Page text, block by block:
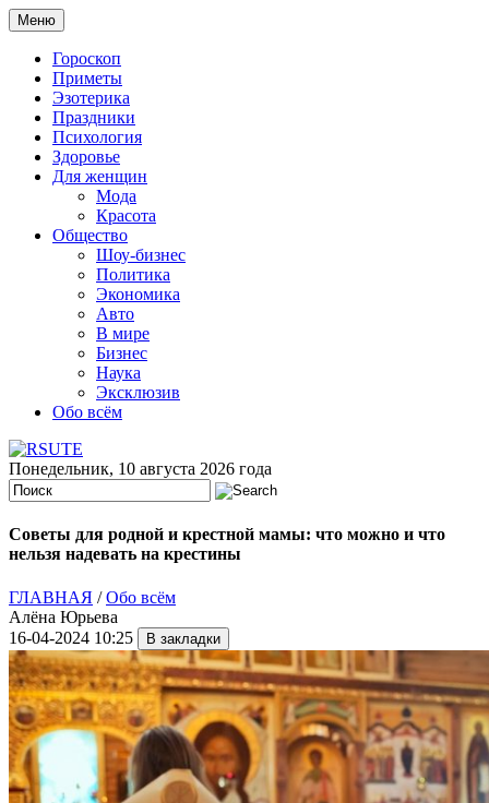
Меню
Гороскоп
Приметы
Эзотерика
Праздники
Психология
Здоровье
Для женщин
Мода
Красота
Общество
Шоу-бизнес
Политика
Экономика
Авто
В мире
Бизнес
Наука
Эксклюзив
Обо всём
Понедельник, 10 августа 2026 года
Советы для родной и крестной мамы: что можно и что
нельзя надевать на крестины
ГЛАВНАЯ /Обо всём
Алёна Юрьева
16-04-2024 10:25